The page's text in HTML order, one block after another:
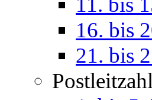
16. bis
21. bis